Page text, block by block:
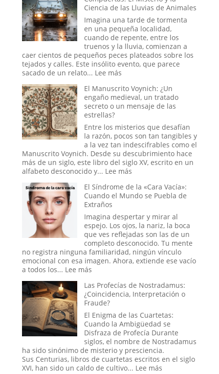
la
Reconfiguración
del
Orden
Global
en
la
Ciencia de las Lluvias de Animales
Imagina una tarde de tormenta
en una pequeña localidad,
cuando de repente, entre los
truenos y la lluvia, comienzan a
caer cientos de pequeños peces plateados sobre los
tejados y calles. Este insólito evento, que parece
sacado de un relato... Lee más:
el
Cielo
Abre
Compuertas:
El
Misterio
y
la
Ciencia
las
Lluvias
Animales
El Manuscrito Voynich: ¿Un
engaño medieval, un tratado
secreto o un mensaje de las
estrellas?
Entre los misterios que desafían
la razón, pocos son tan tangibles y
a la vez tan indescifrables como el
Manuscrito Voynich. Desde su descubrimiento hace
más de un siglo, este libro del siglo XV, escrito en un
alfabeto desconocido y... Lee más:
Manuscrito
Voynich:
engaño
medieval,
un
tratado
secreto
o
de
las
El Síndrome de la «Cara Vacía»:
Cuando el Mundo se Puebla de
Extraños
Imagina despertar y mirar al
espejo. Los ojos, la nariz, la boca
que ves reflejadas son las de un
completo desconocido. Tu mente
no registra ninguna familiaridad, ningún vínculo
emocional con esa imagen. Ahora, extiende ese vacío
a todos los... Lee más:
Síndrome
de
la
«Cara
Vacía»:
Cuando
el
Mundo
se
Puebla
Las Profecías de Nostradamus:
¿Coincidencia, Interpretación o
Fraude?
El Enigma de las Cuartetas:
Cuando la Ambigüedad se
Disfraza de Profecía Durante
siglos, el nombre de Nostradamus
ha sido sinónimo de misterio y presciencia.
Sus Centurias, libros de cuartetas escritos en el siglo
XVI, han sido un caldo de cultivo... Lee más: